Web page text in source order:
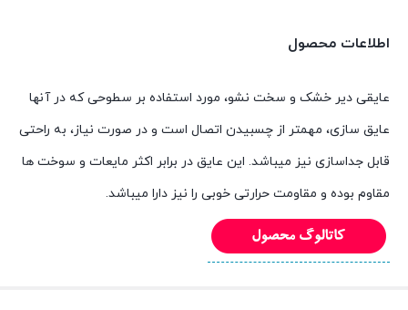
اطلاعات محصول
عایقی دیر خشک و سخت نشو، مورد استفاده بر سطوحی که در آنها
عایق سازی، مهمتر از چسبیدن اتصال است و در صورت نیاز، به راحتی
قابل جداسازی نیز میباشد. این عایق در برابر اکثر مایعات و سوخت ها
مقاوم بوده و مقاومت حرارتی خوبی را نیز دارا میباشد.